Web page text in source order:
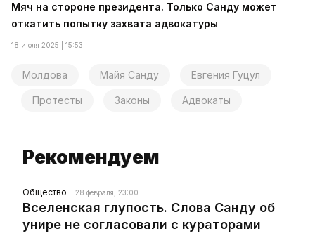
Мяч на стороне президента. Только Санду может
откатить попытку захвата адвокатуры
18 июля 2025 | 15:53
Молдова Майя Санду Евгения Гуцул
Протесты Законы Адвокаты
Рекомендуем
Общество 28 февраля, 23:00
Вселенская глупость. Слова Санду об
унире не согласовали с кураторами